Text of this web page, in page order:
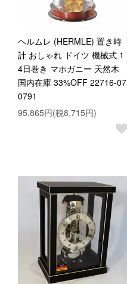
ヘルムレ (HERMLE) 置き時
計 おしゃれ ドイツ 機械式 1
4日巻き マホガニー 天然木
国内在庫 33%OFF 22716-07
0791
95,865円(税8,715円)